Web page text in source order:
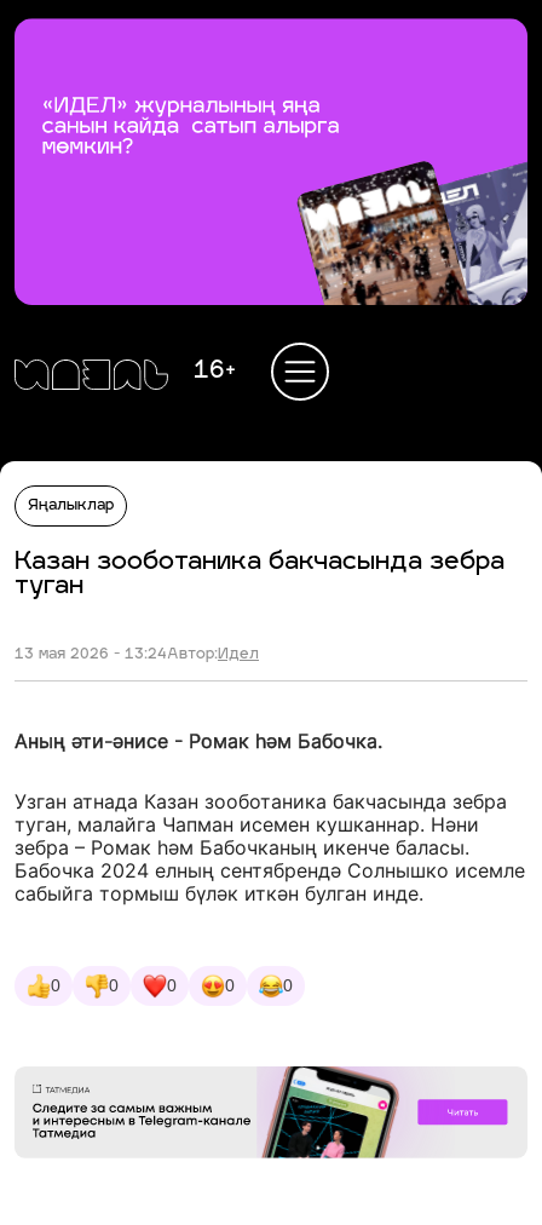
16+
Яңалыклар
Казан зооботаника бакчасында зебра
туган
13 мая 2026 - 13:24Автор:Идел
Аның әти-әнисе - Ромак һәм Бабочка.
Узган атнада Казан зооботаника бакчасында зебра
туган, малайга Чапман исемен кушканнар. Нәни
зебра – Ромак һәм Бабочканың икенче баласы.
Бабочка 2024 елның сентябрендә Солнышко исемле
сабыйга тормыш бүләк иткән булган инде.
0 0 0 0 0